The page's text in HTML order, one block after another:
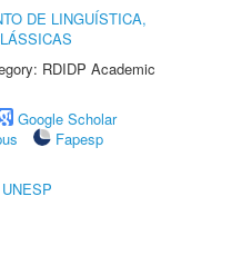
DE LINGUÍSTICA,
RDIDP Academic
Google Scholar
Fapesp